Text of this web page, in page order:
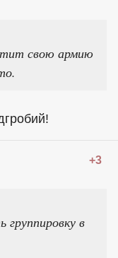
свою армию
+3
в